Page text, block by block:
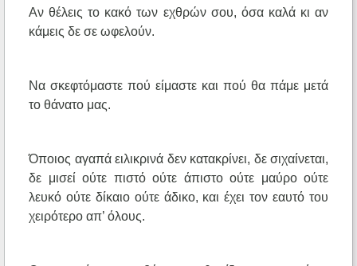
Αν θέλεις το κακό των εχθρών σου, όσα καλά κι αν
κάμεις δε σε ωφελούν.
Να σκεφτόμαστε πού είμαστε και πού θα πάμε μετά
το θάνατο μας.
Όποιος αγαπά ειλικρινά δεν κατακρίνει, δε σιχαίνεται,
δε μισεί ούτε πιστό ούτε άπιστο ούτε μαύρο ούτε
λευκό ούτε δίκαιο ούτε άδικο, και έχει τον εαυτό του
χειρότερο απ’ όλους.